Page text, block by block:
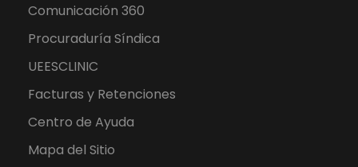
Comunicación 360
Procuraduría Síndica
UEESCLINIC
Facturas y Retenciones
Centro de Ayuda
Mapa del Sitio